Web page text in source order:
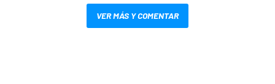
VER MÁS Y COMENTAR